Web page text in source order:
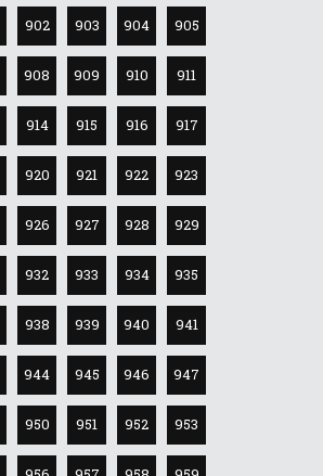
902 903 904 905
908 909 910 911
914 915 916 917
920 921 922 923
926 927 928 929
932 933 934 935
938 939 940 941
944 945 946 947
950 951 952 953